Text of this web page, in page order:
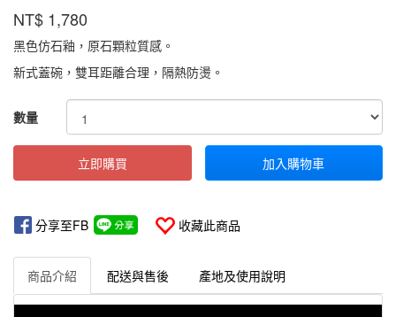
商品代號 TBWC002BK
TBWC002BK
品牌
寶
NT$ 1,780
黑色仿石釉，原石顆粒質感。
新式蓋碗，雙耳距離合理，隔熱防燙。
GOODS000000000000000002451
數量
立即購買 加入購物車
分享至FB 收藏此商品
商品介紹 配送與售後 產地及使用說明